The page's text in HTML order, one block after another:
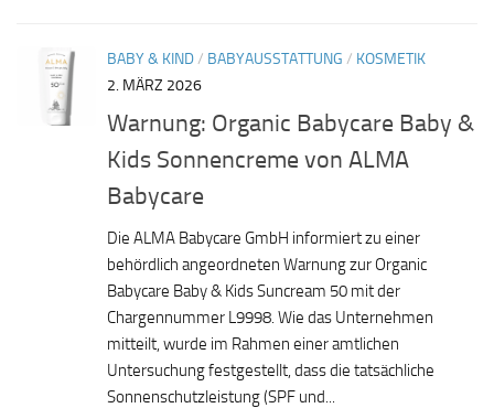
BABY & KIND/ BABYAUSSTATTUNG / KOSMETIK
2. MÄRZ 2026
Warnung: Organic Babycare Baby &
Kids Sonnencreme von ALMA
Babycare
Die ALMA Babycare GmbH informiert zu einer
behördlich angeordneten Warnung zur Organic
Babycare Baby & Kids Suncream 50 mit der
Chargennummer L9998. Wie das Unternehmen
mitteilt, wurde im Rahmen einer amtlichen
Untersuchung festgestellt, dass die tatsächliche
Sonnenschutzleistung (SPF und...